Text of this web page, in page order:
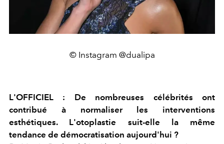
© Instagram @dualipa
L'OFFICIEL : De nombreuses célébrités ont
contribué à normaliser les interventions
esthétiques. L'otoplastie suit-elle la même
tendance de démocratisation aujourd'hui ?